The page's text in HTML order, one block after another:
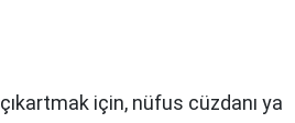
çıkartmak için, nüfus cüzdanı ya